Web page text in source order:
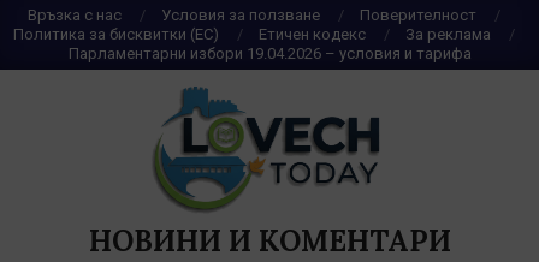
Skip
to
content
Връзка с нас Условия за ползване
Поверителност
Политика за бисквитки (ЕС)
Етичен кодекс
За реклама
Парламентарни избори 19.04.2026 – условия и тарифа
НОВИНИ И КОМЕНТАРИ